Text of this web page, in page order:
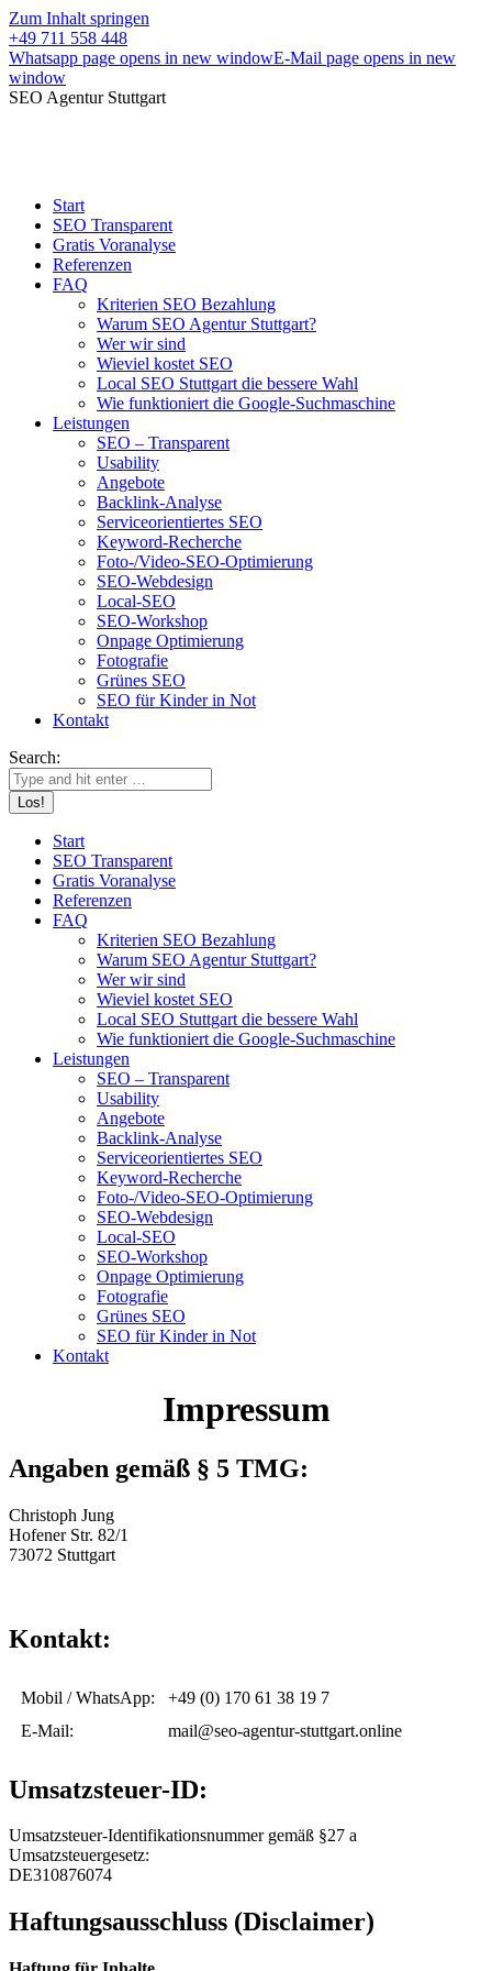
Zum Inhalt springen
+49 711 558 448
Whatsapp page opens in new windowE-Mail page opens in new
window
SEO Agentur Stuttgart
Start
SEO Transparent
Gratis Voranalyse
Referenzen
FAQ
Kriterien SEO Bezahlung
Warum SEO Agentur Stuttgart?
Wer wir sind
Wieviel kostet SEO
Local SEO Stuttgart die bessere Wahl
Wie funktioniert die Google-Suchmaschine
Leistungen
SEO – Transparent
Usability
Angebote
Backlink-Analyse
Serviceorientiertes SEO
Keyword-Recherche
Foto-/Video-SEO-Optimierung
SEO-Webdesign
Local-SEO
SEO-Workshop
Onpage Optimierung
Fotografie
Grünes SEO
SEO für Kinder in Not
Kontakt
Search:
Start
SEO Transparent
Gratis Voranalyse
Referenzen
FAQ
Kriterien SEO Bezahlung
Warum SEO Agentur Stuttgart?
Wer wir sind
Wieviel kostet SEO
Local SEO Stuttgart die bessere Wahl
Wie funktioniert die Google-Suchmaschine
Leistungen
SEO – Transparent
Usability
Angebote
Backlink-Analyse
Serviceorientiertes SEO
Keyword-Recherche
Foto-/Video-SEO-Optimierung
SEO-Webdesign
Local-SEO
SEO-Workshop
Onpage Optimierung
Fotografie
Grünes SEO
SEO für Kinder in Not
Kontakt
Impressum
Angaben gemäß § 5 TMG:
Christoph Jung
Hofener Str. 82/1
73072 Stuttgart
Kontakt:
Mobil / WhatsApp:
+49 (0) 170 61 38 19 7
E-Mail:
mail@seo-agentur-stuttgart.online
Umsatzsteuer-ID:
Umsatzsteuer-Identifikationsnummer gemäß §27 a
Umsatzsteuergesetz:
DE310876074
Haftungsausschluss (Disclaimer)